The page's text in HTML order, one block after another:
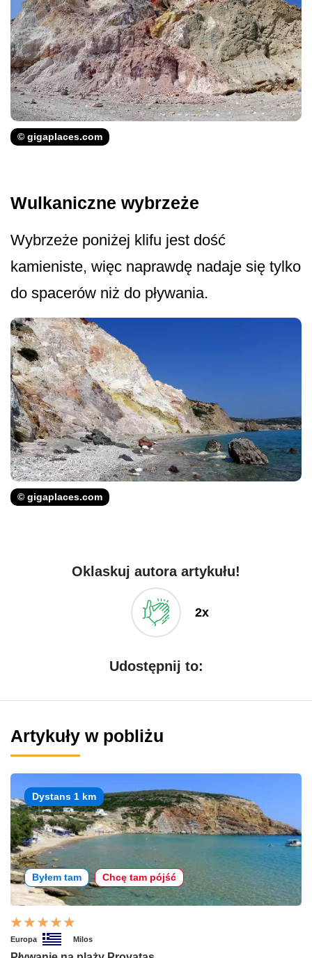
© gigaplaces.com
Wulkaniczne wybrzeże
Wybrzeże poniżej klifu jest dość
kamieniste, więc naprawdę nadaje się tylko
do spacerów niż do pływania.
© gigaplaces.com
Oklaskuj autora artykułu!
2x
Udostępnij to:
Artykuły w pobliżu
Dystans 1 km
Byłem tam Chcę tam pójść
Europa Milos